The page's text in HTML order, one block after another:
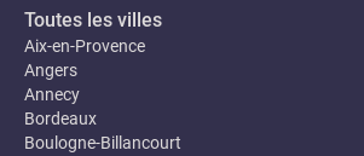
Toutes les villes
Aix-en-Provence
Angers
Annecy
Bordeaux
Boulogne-Billancourt